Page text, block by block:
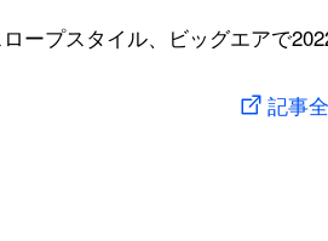
ープスタイル、ビッグエアで
記事